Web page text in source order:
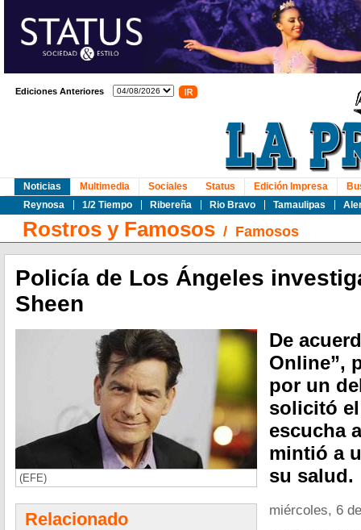
Ediciones Anteriores
Noticias
Reynosa
1/2 Tiempo Ribereña Rio Bravo Tamaulipas
Multimedia Sociales Status Edición Impresa
Rostros y Famosos / Famosos
Policía de Los Ángeles
Sheen
(EFE)
Relacionado
De
Online”,
por un
solicitó
escucha
mintió a
su salud.
miércoles, 6